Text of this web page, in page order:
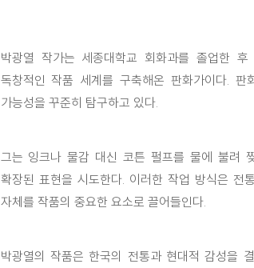
박광열 작가는 세종대학교 회화과를 졸업한
독창적인 작품 세계를 구축해온 판화가이다.
가능성을 꾸준히 탐구하고 있다.
그는 잉크나 물감 대신 코튼 펄프를 물에 불려
확장된 표현을 시도한다. 이러한 작업 방식은 전
자체를 작품의 중요한 요소로 끌어들인다.
박광열의 작품은 한국의 전통과 현대적 감성을